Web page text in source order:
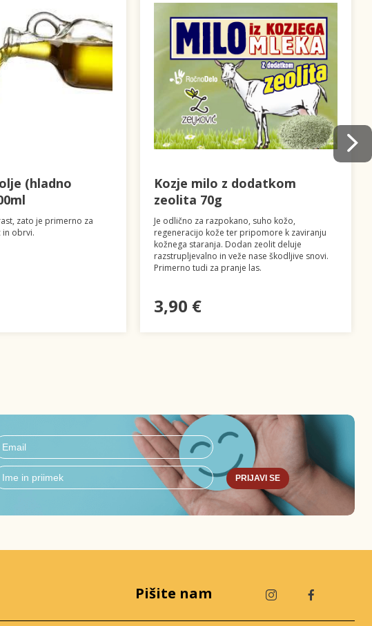
(hladno
zato je primerno za
in obrvi.
Kozje milo z dodatkom
zeolita 70g
Je odlično za razpokano, suho kožo,
regeneracijo kože ter pripomore k zaviranju
kožnega staranja. Dodan zeolit deluje
razstrupljevalno in veže nase škodljive snovi.
Primerno tudi za pranje las.
3,90 €
PRIJAVI SE
Pišite nam